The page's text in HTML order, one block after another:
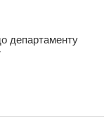
департаменту